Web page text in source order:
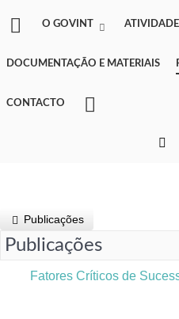
O GOVINT
DOCUMENTAÇÃO E MATERIAIS
CONTACTO
Publicações
Publicações
Fatores Críticos de